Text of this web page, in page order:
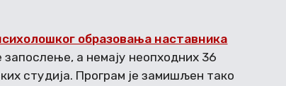
образовања наставника
а немају неопходних 36
студија. Програм је замишљен тако